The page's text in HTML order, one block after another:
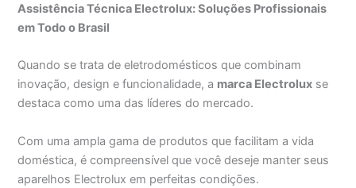
Assistência Técnica Electrolux: Soluções Profissionais
em Todo o Brasil
Quando se trata de eletrodomésticos que combinam
inovação, design e funcionalidade, a marca Electrolux se
destaca como uma das líderes do mercado.
Com uma ampla gama de produtos que facilitam a vida
doméstica, é compreensível que você deseje manter seus
aparelhos Electrolux em perfeitas condições.